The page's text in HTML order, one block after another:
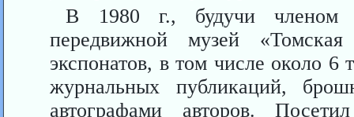
В 1980 г., будучи членом
передвижной музей
экспонатов, в том числе около
журнальных пуб­ликаций,
автографами авторов.